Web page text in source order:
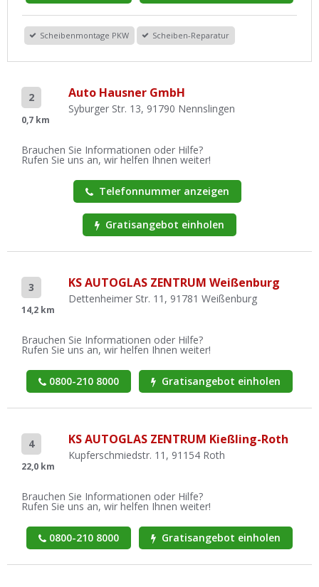
Scheibenmontage PKW Scheiben-Reparatur
2
0,7 km
Auto Hausner GmbH
Syburger Str. 13, 91790 Nennslingen
Brauchen Sie Informationen oder Hilfe?
Rufen Sie uns an, wir helfen Ihnen weiter!
Telefonnummer anzeigen
Gratisangebot einholen
3
14,2 km
KS AUTOGLAS ZENTRUM Weißenburg
Dettenheimer Str. 11, 91781 Weißenburg
Brauchen Sie Informationen oder Hilfe?
Rufen Sie uns an, wir helfen Ihnen weiter!
0800-210 8000 Gratisangebot einholen
4
22,0 km
KS AUTOGLAS ZENTRUM Kießling-Roth
Kupferschmiedstr. 11, 91154 Roth
Brauchen Sie Informationen oder Hilfe?
Rufen Sie uns an, wir helfen Ihnen weiter!
0800-210 8000 Gratisangebot einholen